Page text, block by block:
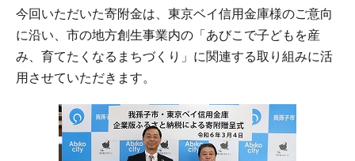
今回いただいた寄附金は、東京ベイ信用金庫様のご意向
に沿い、市の地方創生事業内の「あびこで子どもを産
み、育てたくなるまちづくり」に関連する取り組みに活
用させていただきます。